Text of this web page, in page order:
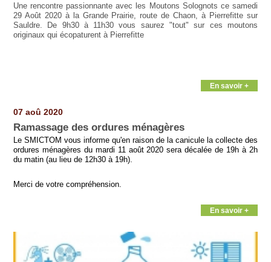
Une rencontre passionnante avec les Moutons Solognots ce samedi
29 Août 2020 à la Grande Prairie, route de Chaon, à Pierrefitte sur
Sauldre. De 9h30 à 11h30 vous saurez "tout" sur ces moutons
originaux qui écopaturent à Pierrefitte
En savoir +
07 aoû 2020
Ramassage des ordures ménagères
Le SMICTOM vous informe qu'en raison de la canicule la collecte des
ordures ménagères du mardi 11 août 2020 sera décalée de 19h à 2h
du matin (au lieu de 12h30 à 19h).
Merci de votre compréhension.
En savoir +